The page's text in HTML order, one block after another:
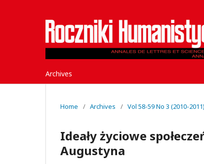
Archives
Home / Archives / Vol 58-59 No 3 (2010-2011)
Ideały życiowe
Augustyna